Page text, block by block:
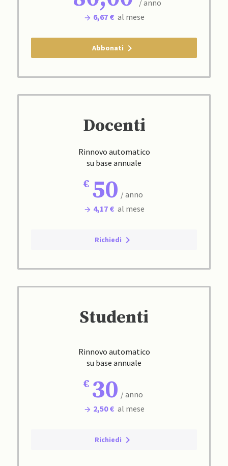
/ anno
6,67 € al mese
Abbonati
Docenti
Rinnovo automatico
su base annuale
50 / anno
4,17 € al mese
Richiedi
Studenti
Rinnovo automatico
su base annuale
30 / anno
2,50 € al mese
Richiedi